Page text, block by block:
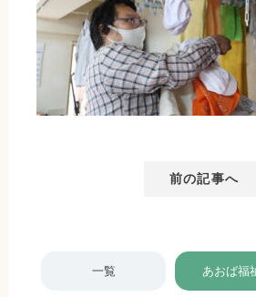
前の記事へ
一覧 あおば福